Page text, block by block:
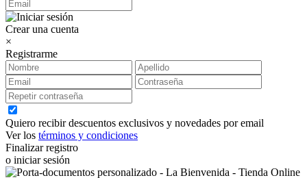
Crear una cuenta
×
Registrarme
Quiero recibir descuentos exclusivos y novedades por email
Ver los términos y condiciones
Finalizar registro
o iniciar sesión